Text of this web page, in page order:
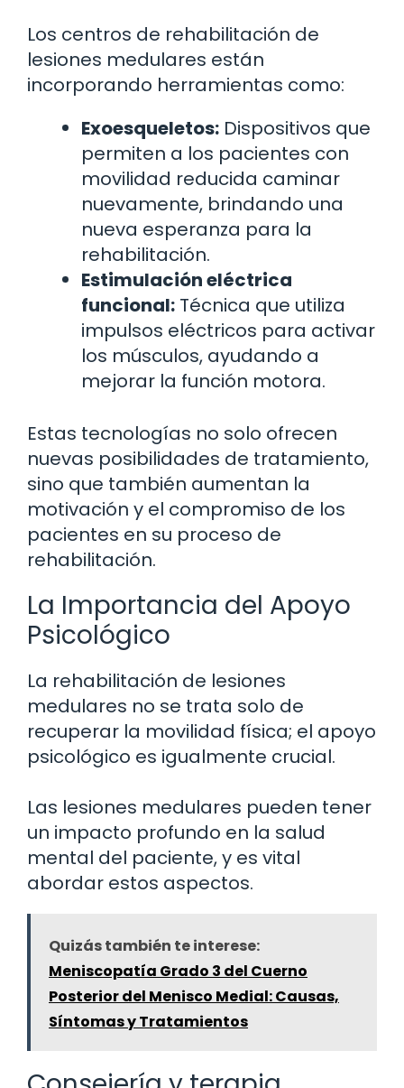
Los centros de rehabilitación de
lesiones medulares están
incorporando herramientas como:
Exoesqueletos: Dispositivos que
permiten a los pacientes con
movilidad reducida caminar
nuevamente, brindando una
nueva esperanza para la
rehabilitación.
Estimulación eléctrica
funcional: Técnica que utiliza
impulsos eléctricos para activar
los músculos, ayudando a
mejorar la función motora.
Estas tecnologías no solo ofrecen
nuevas posibilidades de tratamiento,
sino que también aumentan la
motivación y el compromiso de los
pacientes en su proceso de
rehabilitación.
La Importancia del Apoyo
Psicológico
La rehabilitación de lesiones
medulares no se trata solo de
recuperar la movilidad física; el apoyo
psicológico es igualmente crucial.
Las lesiones medulares pueden tener
un impacto profundo en la salud
mental del paciente, y es vital
abordar estos aspectos.
Quizás también te interese:
Meniscopatía Grado 3 del Cuerno
Posterior del Menisco Medial: Causas,
Síntomas y Tratamientos